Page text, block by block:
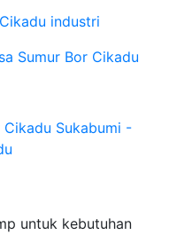
industri
Sumur Bor Cikadu
Cikadu Sukabumi -
untuk kebutuhan